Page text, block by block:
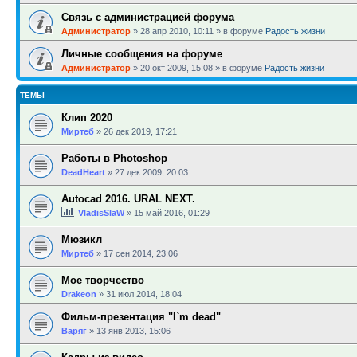
Связь с администрацией форума
Администратор » 28 апр 2010, 10:11 » в форуме Радость жизни
Личные сообщения на форуме
Администратор » 20 окт 2009, 15:08 » в форуме Радость жизни
ТЕМЫ
Клип 2020
Миртеб » 26 дек 2019, 17:21
Работы в Photoshop
DeadHeart » 27 дек 2009, 20:03
Autocad 2016. URAL NEXT.
VladisSlaW» 15 май 2016, 01:29
Мюзикл
Миртеб » 17 сен 2014, 23:06
Мое творчество
Drakeon » 31 июл 2014, 18:04
Фильм-презентация "I`m dead"
Варяг » 13 янв 2013, 15:06